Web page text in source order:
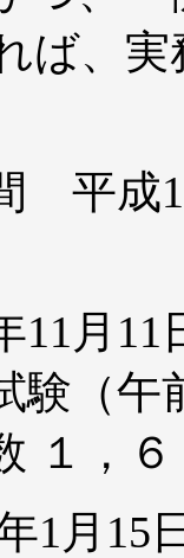
ば、
平成
月11
前
６
1月15